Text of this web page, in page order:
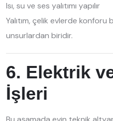
Isı, su ve ses yalıtımı yapılır
Yalıtım, çelik evlerde konforu
unsurlardan biridir.
6. Elektrik
İşleri